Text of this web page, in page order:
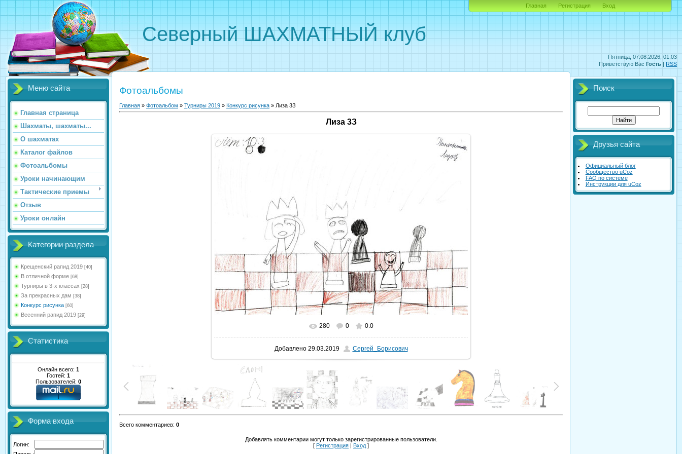
Пятница, 07.08.2026, 01:03
Приветствую Вас Гость | RSS
Северный ШАХМАТНЫЙ клуб
Главная Регистрация Вход
Меню сайта
Главная страница
Шахматы, шахматы...
О шахматах
Каталог файлов
Фотоальбомы
Уроки начинающим
Тактические приемы
Отзыв
Уроки онлайн
Категории раздела
Крещенский рапид 2019 [40]
В отличной форме [68]
Турниры в 3-х классах [28]
За прекрасных дам [38]
Конкурс рисунка [60]
Весенний рапид 2019 [29]
Статистика
Онлайн всего: 1
Гостей: 1
Пользователей: 0
Форма входа
Логин:
Фотоальбомы
Главная » Фотоальбом » Турниры 2019 » Конкурс рисунка » Лиза 3З
Лиза 3З
В реальном размере 1024x719
280 0 0.0
Добавлено29.03.2019 Сергей_Борисович
Всего комментариев: 0
Добавлять комментарии могут только зарегистрированные пользователи.
[ Регистрация | Вход ]
Поиск
Друзья сайта
Официальный блог
Сообщество uCoz
FAQ по системе
Инструкции для uCoz